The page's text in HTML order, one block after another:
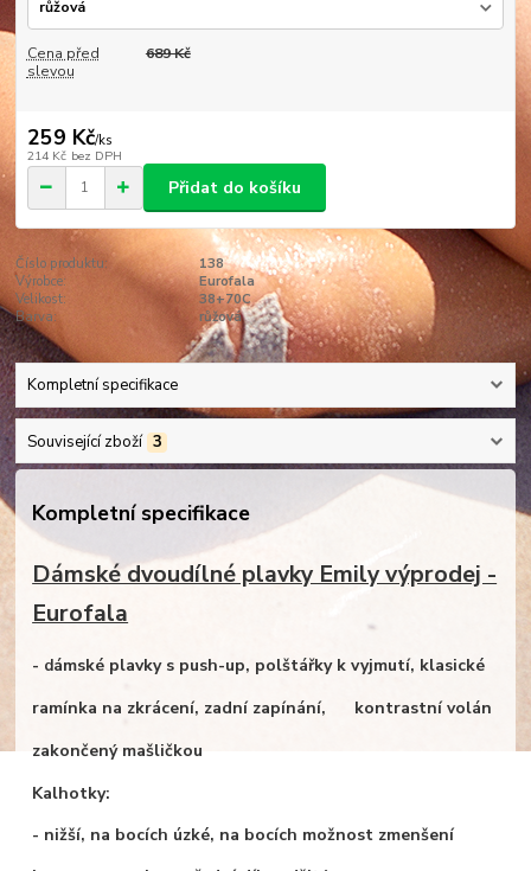
Cena před
slevou
689 Kč
259 Kč/ks
214 Kč bez DPH
Přidat do košíku
Číslo produktu:
138
Výrobce:
Eurofala
Velikost:
38+70C
Barva:
růžová
Kompletní specifikace
Související zboží 3
Kompletní specifikace
Dámské dvoudílné plavky Emily výprodej -
Eurofala
- dámské plavky s push-up, polštářky k vyjmutí, klasické
ramínka na zkrácení, zadní zapínání, kontrastní volán
zakončený mašličkou
Kalhotky:
- nižší, na bocích úzké, na bocích možnost zmenšení